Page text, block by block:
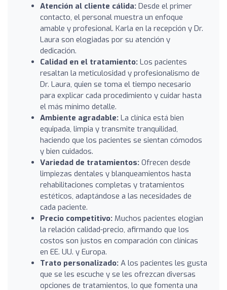
Atención al cliente cálida: Desde el primer
contacto, el personal muestra un enfoque
amable y profesional. Karla en la recepción y Dr.
Laura son elogiadas por su atención y
dedicación.
Calidad en el tratamiento: Los pacientes
resaltan la meticulosidad y profesionalismo de
Dr. Laura, quien se toma el tiempo necesario
para explicar cada procedimiento y cuidar hasta
el más mínimo detalle.
Ambiente agradable: La clínica está bien
equipada, limpia y transmite tranquilidad,
haciendo que los pacientes se sientan cómodos
y bien cuidados.
Variedad de tratamientos: Ofrecen desde
limpiezas dentales y blanqueamientos hasta
rehabilitaciones completas y tratamientos
estéticos, adaptándose a las necesidades de
cada paciente.
Precio competitivo: Muchos pacientes elogian
la relación calidad-precio, afirmando que los
costos son justos en comparación con clínicas
en EE. UU. y Europa.
Trato personalizado: A los pacientes les gusta
que se les escuche y se les ofrezcan diversas
opciones de tratamientos, lo que fomenta una